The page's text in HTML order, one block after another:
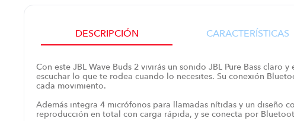
DESCRIPCIÓN CARACTERÍSTICAS
Con este JBL Wave Buds 2 vivirás un sonido JBL Pure Bass
escuchar lo que te rodea cuando lo necesites. Su conexión
cada movimiento.
Además integra 4 micrófonos para llamadas nítidas y un diseño
reproducción en total con carga rápida, y se conecta por